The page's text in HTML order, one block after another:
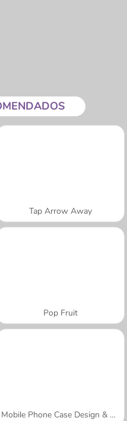
Tap Arrow Away
Pop Fruit
Mobile Phone Case Design & DIY